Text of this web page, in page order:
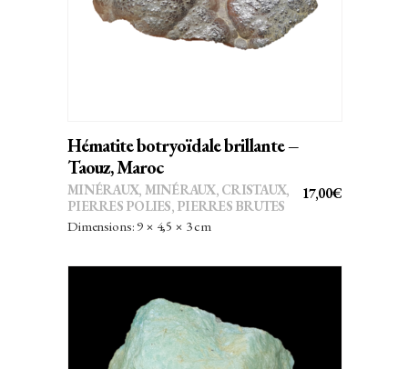
Hématite botryoïdale brillante –
Taouz, Maroc
17,00€
MINÉRAUX, MINÉRAUX, CRISTAUX,
PIERRES POLIES, PIERRES BRUTES
Dimensions: 9 × 4,5 × 3 cm